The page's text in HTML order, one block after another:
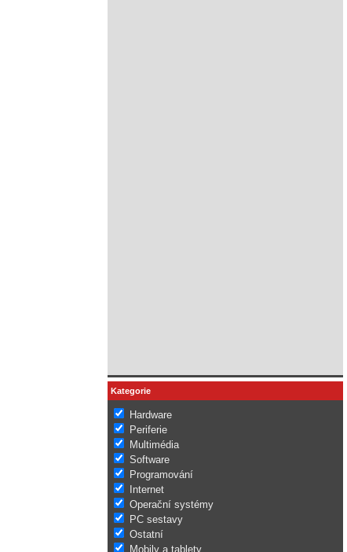
Kategorie
Hardware
Periferie
Multimédia
Software
Programování
Internet
Operační systémy
PC sestavy
Ostatní
Mobily a tablety